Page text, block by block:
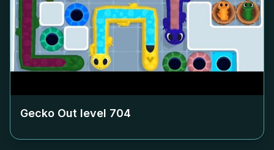
Gecko Out level 704